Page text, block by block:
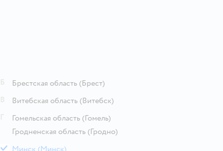
Брестская область (Брест)
Витебская область (Витебск)
Гомельская область (Гомель)
Гродненская область (Гродно)
М Минск (Минск)